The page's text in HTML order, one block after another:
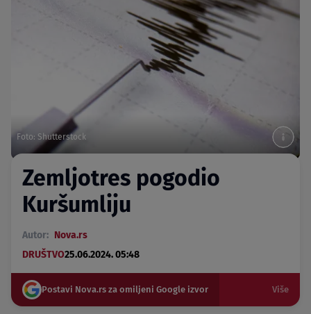
Foto: Shutterstock
Zemljotres pogodio
Kuršumliju
Autor: Nova.rs
DRUŠTVO25.06.2024. 05:48
Postavi Nova.rs za omiljeni Google izvor Više